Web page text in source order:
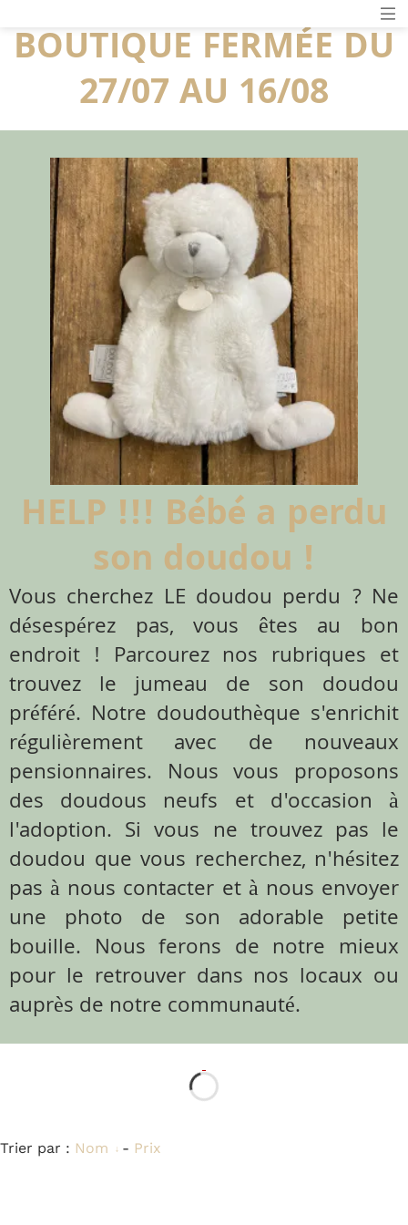
BOUTIQUE FERMÉE DU
27/07 AU 16/08
HELP !!! Bébé a perdu
son doudou !
Vous cherchez LE doudou perdu ? Ne
désespérez pas, vous êtes au bon
endroit ! Parcourez nos rubriques et
trouvez le jumeau de son doudou
préféré. Notre doudouthèque s'enrichit
régulièrement avec de nouveaux
pensionnaires. Nous vous proposons
des doudous neufs et d'occasion à
l'adoption. Si vous ne trouvez pas le
doudou que vous recherchez, n'hésitez
pas à nous contacter et à nous envoyer
une photo de son adorable petite
bouille. Nous ferons de notre mieux
pour le retrouver dans nos locaux ou
auprès de notre communauté.
Trier par : Nom - Prix